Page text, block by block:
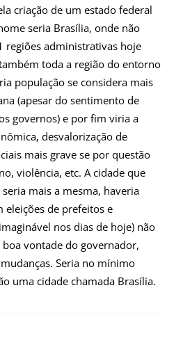
criação de um estado federal
seria Brasília, onde não
regiões administrativas hoje
toda a região do entorno
população se considera mais
(apesar do sentimento de
governos) e por fim viria a
desvalorização de
mais grave se por questão
violência, etc. A cidade que
mais a mesma, haveria
de prefeitos e
nos dias de hoje) não
vontade do governador,
Seria no mínimo
uma cidade chamada Brasília.